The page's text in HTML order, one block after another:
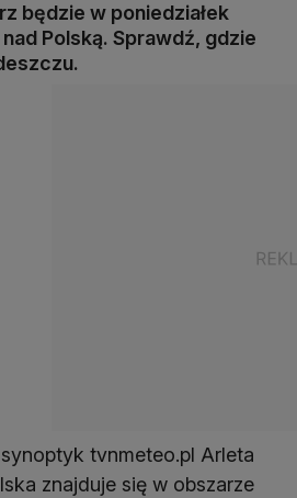
będzie w poniedziałek
Polską. Sprawdź, gdzie
tvnmeteo.pl Arleta
znajduje się w obszarze